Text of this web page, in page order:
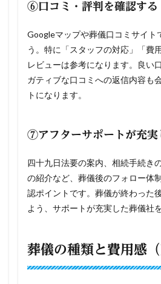
⑥口コミ・評判を確認する
Googleマップや葬儀口コミサイト
う。特に「スタッフの対応」「費
レビューは参考になります。良い
ガティブな口コミへの返信内容も
トになります。
⑦アフターサポートが充実
四十九日法要の案内、相続手続き
の紹介など、葬儀後のフォロー体
認ポイントです。葬儀が終わった
よう、サポートが充実した葬儀社
葬儀の種類と費用感（